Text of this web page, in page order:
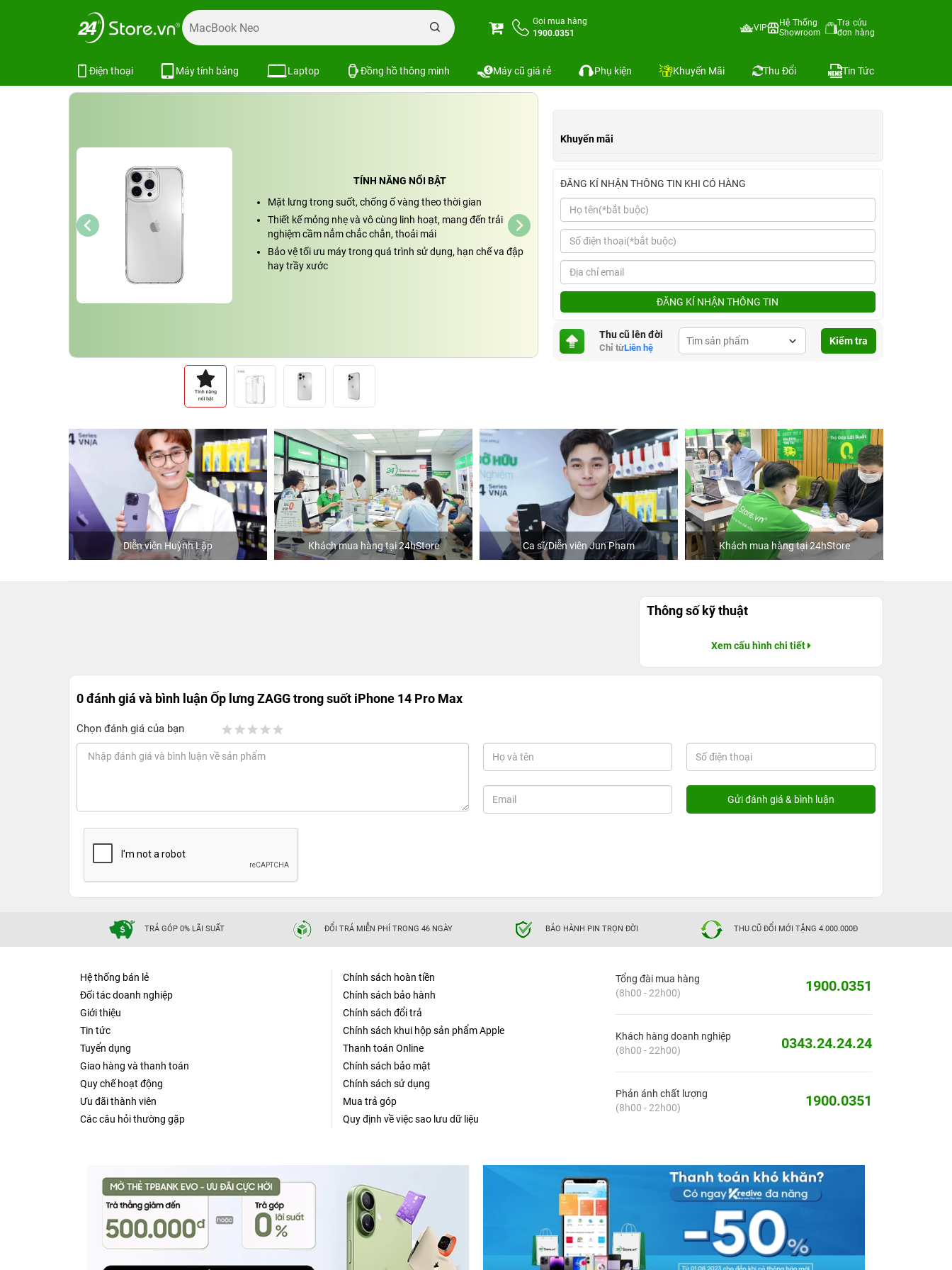
Gọi mua hàng
1900.0351
VIP
Hệ Thống
Showroom
Tra cứu
đơn hàng
Điện thoại Máy tính bảng Laptop Đồng hồ thông minh Máy cũ giá rẻ Phụ kiện Khuyến Mãi Thu Đổi Tin Tức
Trang chủ Ốp lưng Ốp lưng ZAGG trong suốt iPhone 14 Pro Max
TÍNH NĂNG NỔI BẬT
Mặt lưng trong suốt, chống ố vàng theo thời gian
Thiết kế mỏng nhẹ và vô cùng linh hoạt, mang đến trải
nghiệm cầm nắm chắc chắn, thoải mái
Bảo vệ tối ưu máy trong quá trình sử dụng, hạn chế va đập
hay trầy xước
Khuyến mãi
ĐĂNG KÍ NHẬN THÔNG TIN KHI CÓ HÀNG
ĐĂNG KÍ NHẬN THÔNG TIN
Thu cũ lên đời
Chỉ từLiên hệ
Kiểm tra
Diễn viên Huỳnh Lập Khách mua hàng tại 24hStore Ca sĩ/Diễn viên Jun Phạm Khách mua hàng tại 24hStore
Thông số kỹ thuật
Xem cấu hình chi tiết
0 đánh giá và bình luậnỐp lưng ZAGG trong suốt iPhone 14 Pro Max
Chọn đánh giá của bạn
TRẢ GÓP 0% LÃI SUẤT ĐỔI TRẢ MIỄN PHÍ TRONG 46 NGÀY BẢO HÀNH PIN TRỌN ĐỜI THU CŨ ĐỔI MỚI TẶNG 4.000.000Đ
Hệ thống bán lẻ
Đối tác doanh nghiệp
Giới thiệu
Tin tức
Tuyển dụng
Giao hàng và thanh toán
Quy chế hoạt động
Ưu đãi thành viên
Các câu hỏi thường gặp
Chính sách hoàn tiền
Chính sách bảo hành
Chính sách đổi trả
Chính sách khui hộp sản phẩm Apple
Thanh toán Online
Chính sách bảo mật
Chính sách sử dụng
Mua trả góp
Quy định về việc sao lưu dữ liệu
Tổng đài mua hàng
(8h00 - 22h00)
1900.0351
Khách hàng doanh nghiệp
(8h00 - 22h00)
0343.24.24.24
Phản ánh chất lượng
(8h00 - 22h00)
1900.0351